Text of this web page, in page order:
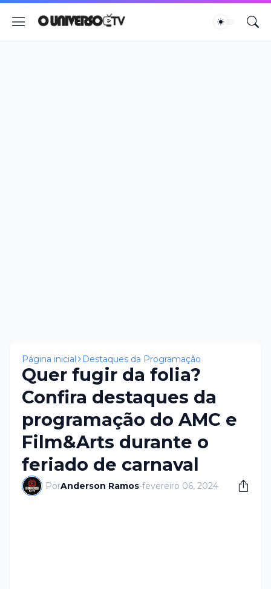
Página inicial Destaques da Programação
Quer fugir da folia?
Confira destaques da
programação do AMC e
Film&Arts durante o
feriado de carnaval
PorAnderson Ramos-fevereiro 06, 2024